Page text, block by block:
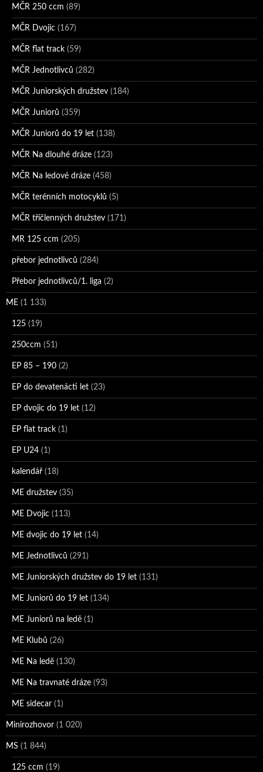
MČR 250 ccm (89)
MČR Dvojic (167)
MČR flat track (59)
MČR Jednotlivců (282)
MČR Juniorských družstev (184)
MČR Juniorů (359)
MČR Juniorů do 19 let (138)
MČR Na dlouhé dráze (123)
MČR Na ledové dráze (458)
MČR terénních motocyklů (5)
MČR tříčlenných družstev (171)
MR 125 ccm (205)
přebor jednotlivců (284)
Přebor jednotlivců/1. liga (2)
ME (1 133)
125 (19)
250ccm (51)
EP 85 – 190 (2)
EP do devatenácti let (23)
EP dvojic do 19 let (12)
EP flat track (1)
EP U24 (1)
kalendář (18)
ME družstev (35)
ME Dvojic (113)
ME dvojic do 19 let (14)
ME Jednotlivců (291)
ME Juniorských družstev do 19 let (131)
ME Juniorů do 19 let (134)
ME Juniorů na ledě (1)
ME Klubů (26)
ME Na ledě (130)
ME Na travnaté dráze (93)
ME sidecar (1)
Minirozhovor (1 020)
MS (1 844)
125 ccm (19)